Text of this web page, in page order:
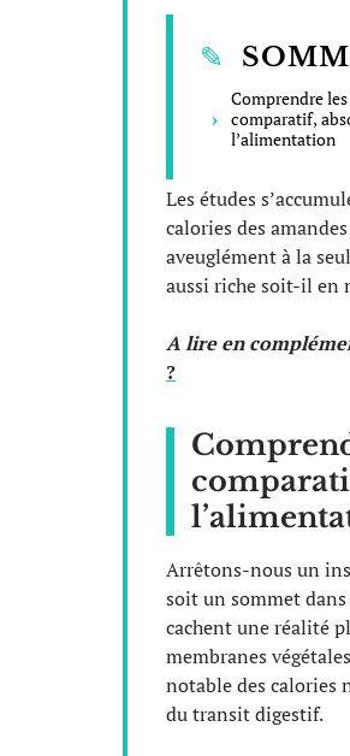
Comprendre
comparatif,
l’alimentation
Les études
calories des
aveuglément à la
aussi riche soit-il en
A lire en
?
Arrêtons-nous un
soit un sommet
cachent une réalité
membranes
notable des calories
du transit digestif.